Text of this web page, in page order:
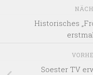
Historisches
Soester TV